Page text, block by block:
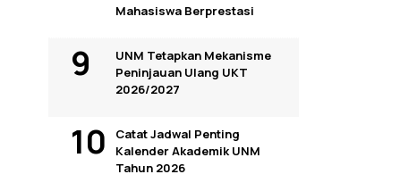
Mahasiswa Berprestasi
UNM Tetapkan Mekanisme
Peninjauan Ulang UKT
2026/2027
Catat Jadwal Penting
Kalender Akademik UNM
Tahun 2026